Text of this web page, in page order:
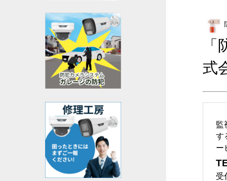
式
監
す
ー
受